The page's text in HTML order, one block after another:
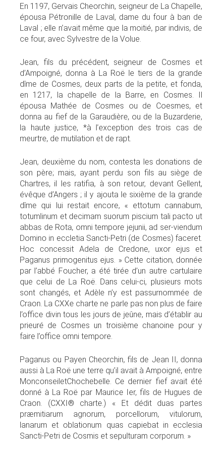
En 1197, Gervais Cheorchin, seigneur de La Chapelle,
épousa Pétronille de Laval, dame du four à ban de
Laval ; elle n’avait même que la moitié, par indivis, de
ce four, avec Sylvestre de la Volue.
Jean, fils du précédent, seigneur de Cosmes et
d’Ampoigné, donna à La Roë le tiers de la grande
dîme de Cosmes, deux parts de la petite, et fonda,
en 1217, la chapelle de la Barre, en Cosmes. Il
épousa Mathée de Cosmes ou de Coesmes, et
donna au fief de la Garaudière, ou de la Buzarderie,
la haute justice, *à l’exception des trois cas de
meurtre, de mutilation et de rapt.
Jean, deuxième du nom, contesta les donations de
son père; mais, ayant perdu son fils au siège de
Chartres, il les ratifia, à son retour, devant Gellent,
évêque d’Angers ; il y ajouta le sixième de la grande
dîme qui lui restait encore, « ettotum cannabum,
totumlinum et decimam suorum piscium tali pacto ut
abbas de Rota, omni tempore jejunii, ad ser-viendum
Domino in eccletia Sancti-Petri (de Cosmes) faceret.
Hoc concessit Adela de Credone, uxor ejus et
Paganus primogenitus ejus. » Cette citation, donnée
par l’abbé Foucher, a été tirée d’un autre cartulaire
que celui de La Roë. Dans celui-ci, plusieurs mots
sont changés, et Adèle n’y est passurnommée de
Craon. La CXXe charte ne parle pas non plus de faire
l’office divin tous les jours de jeûne, mais d’établir au
prieuré de Cosmes un troisième chanoine pour y
faire l’office omni tempore.
Paganus ou Payen Cheorchin, fils de Jean II, donna
aussi à La Roë une terre qu’il avait à Ampoigné, entre
MonconseiletChochebelle. Ce dernier fief avait été
donné à La Roë par Maurice Ier, fils de Hugues de
Craon. (CXXI® charte.) « Et dédit duas partes
præmitiarum agnorum, porcellorum, vitulorum,
lanarum et oblationum quas capiebat in ecclesia
Sancti-Petri de Cosmis et sepulturam corporum. »